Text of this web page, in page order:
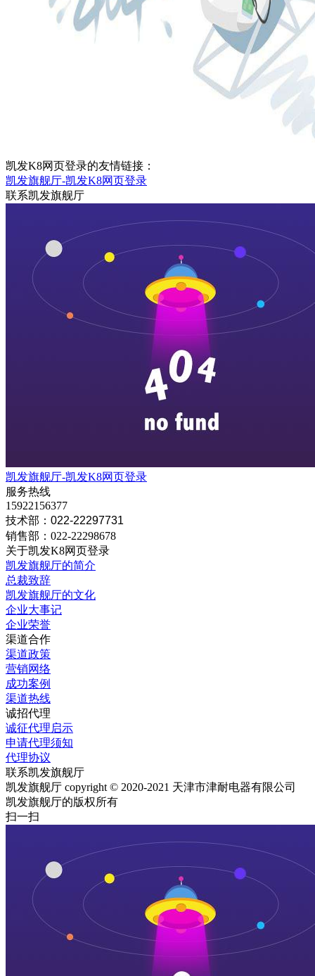
凯发K8网页登录的友情链接：
凯发旗舰厅-凯发K8网页登录
联系凯发旗舰厅
凯发旗舰厅-凯发K8网页登录
服务热线
15922156377
技术部：022-22297731
销售部：022-22298678
关于凯发K8网页登录
凯发旗舰厅的简介
总裁致辞
凯发旗舰厅的文化
企业大事记
企业荣誉
渠道合作
渠道政策
营销网络
成功案例
渠道热线
诚招代理
诚征代理启示
申请代理须知
代理协议
联系凯发旗舰厅
凯发旗舰厅 copyright © 2020-2021 天津市津耐电器有限公司
凯发旗舰厅的版权所有
扫一扫